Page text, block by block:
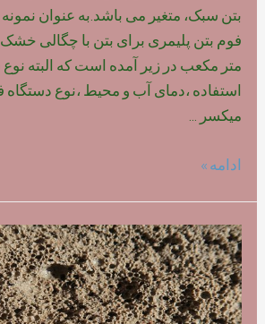
بتن سبک، متغیر می باشد.به عنوان
متر مکعب در زیر آمده است که البته
استفاده ،دمای آب و محیط ،نوع دستگاه
میکسر …
میزان
مصرف
فوم
بتن
پلیمری
ادامه »